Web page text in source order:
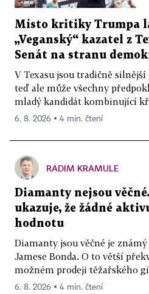
Místo kritiky Trumpa
„Veganský“ kazatel z
Senát na stranu
V Texasu jsou tradičně
teď ale může všechny
mladý kandidát kombinující
6. 8. 2026 ▪ 4 min. čtení
RADIM KRAMULE
Diamanty nejsou
ukazuje, že žádné
hodnotu
Diamanty jsou věčné je
Jamese Bonda. O to větší
možném prodeji těžařského
6. 8. 2026 ▪ 4 min. čtení